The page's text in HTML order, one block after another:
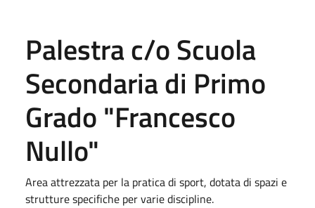
Palestra c/o Scuola
Secondaria di Primo
Grado "Francesco
Nullo"
Area attrezzata per la pratica di sport, dotata di spazi e
strutture specifiche per varie discipline.